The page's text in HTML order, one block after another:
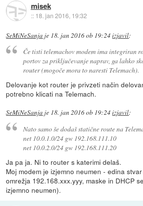
misek
:: 18. jan 2016, 19:32
SeMiNeSanja je 18. jan 2016 ob 19:24izjavil:
Če tisti telemachov modem ima integriran
portov za priključevanje naprav, ga lahko
router (mogoče mora to naresti Telemach).
Delovanje kot router je privzeti način
potrebno klicati na Telemach.
SeMiNeSanja je 18. jan 2016 ob 19:24izjavil:
Nato samo še dodaš statične route na
net 10.0.1.0/24 gw 192.168.111.10
net 10.0.2.0/24 gw 192.168.111.20
Ja pa ja. Ni to router s katerimi delaš.
Moj modem je izjemno neumen - edina
omrežja 192.168.xxx.yyy, maske in DHCP
izjemno neumen).